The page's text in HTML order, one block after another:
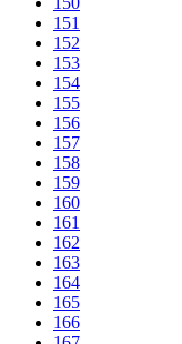
151
152
153
154
155
156
157
158
159
160
161
162
163
164
165
166